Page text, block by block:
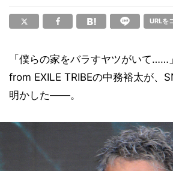
URLを
「僕らの家をバラすヤツがいて……
from EXILE TRIBEの中務裕太が、
明かした――。